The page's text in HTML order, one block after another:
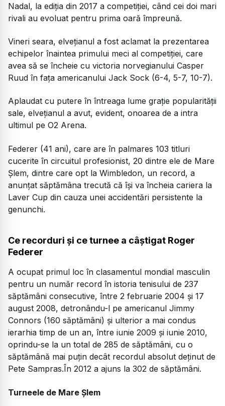
Nadal, la ediţia din 2017 a competiţiei, când cei doi mari
rivali au evoluat pentru prima oară împreună.
Vineri seara, elveţianul a fost aclamat la prezentarea
echipelor înaintea primului meci al competiţiei, care
avea să se încheie cu victoria norvegianului Casper
Ruud în faţa americanului Jack Sock (6-4, 5-7, 10-7).
Aplaudat cu putere în întreaga lume graţie popularităţii
sale, elveţianul a avut, evident, onoarea de a intra
ultimul pe O2 Arena.
Federer (41 ani), care are în palmares 103 titluri
cucerite în circuitul profesionist, 20 dintre ele de Mare
Şlem, dintre care opt la Wimbledon, un record, a
anunţat săptămâna trecută că îşi va încheia cariera la
Laver Cup din cauza unei accidentări persistente la
genunchi.
Ce recorduri și ce turnee a câștigat Roger
Federer
A ocupat primul loc în clasamentul mondial masculin
pentru un număr record în istoria tenisului de 237
săptămâni consecutive, între 2 februarie 2004 și 17
august 2008, detronându-l pe americanul Jimmy
Connors (160 săptămâni) și ulterior a mai condus
ierarhia timp de un an, între iunie 2009 și iunie 2010,
oprindu-se la un total de 285 de săptămâni, cu o
săptămână mai puțin decât recordul absolut deținut de
Pete Sampras.În 2012 a ajuns la 302 de săptămâni.
Turneele de Mare Șlem